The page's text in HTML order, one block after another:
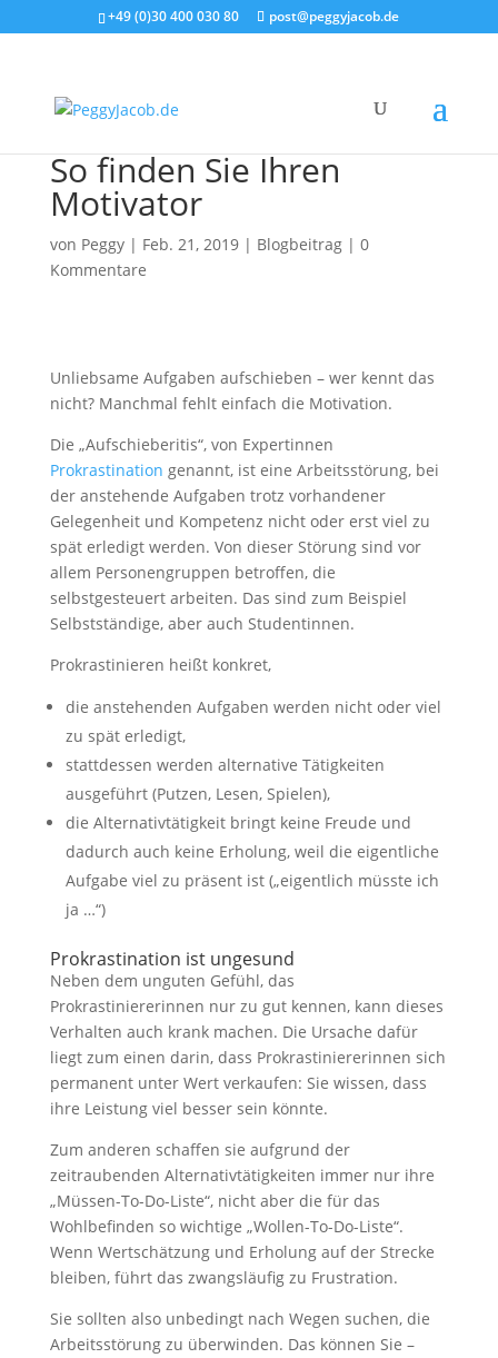
+49 (0)30 400 030 80 post@peggyjacob.de
So finden Sie Ihren
Motivator
von Peggy| Feb. 21, 2019| Blogbeitrag| 0
Kommentare
Unliebsame Aufgaben aufschieben – wer kennt das
nicht? Manchmal fehlt einfach die Motivation.
Die „Aufschieberitis“, von Expertinnen
Prokrastination genannt, ist eine Arbeitsstörung, bei
der anstehende Aufgaben trotz vorhandener
Gelegenheit und Kompetenz nicht oder erst viel zu
spät erledigt werden. Von dieser Störung sind vor
allem Personengruppen betroffen, die
selbstgesteuert arbeiten. Das sind zum Beispiel
Selbstständige, aber auch Studentinnen.
Prokrastinieren heißt konkret,
die anstehenden Aufgaben werden nicht oder viel
zu spät erledigt,
stattdessen werden alternative Tätigkeiten
ausgeführt (Putzen, Lesen, Spielen),
die Alternativtätigkeit bringt keine Freude und
dadurch auch keine Erholung, weil die eigentliche
Aufgabe viel zu präsent ist („eigentlich müsste ich
ja …“)
Prokrastination ist ungesund
Neben dem unguten Gefühl, das
Prokrastiniererinnen nur zu gut kennen, kann dieses
Verhalten auch krank machen. Die Ursache dafür
liegt zum einen darin, dass Prokrastiniererinnen sich
permanent unter Wert verkaufen: Sie wissen, dass
ihre Leistung viel besser sein könnte.
Zum anderen schaffen sie aufgrund der
zeitraubenden Alternativtätigkeiten immer nur ihre
„Müssen-To-Do-Liste“, nicht aber die für das
Wohlbefinden so wichtige „Wollen-To-Do-Liste“.
Wenn Wertschätzung und Erholung auf der Strecke
bleiben, führt das zwangsläufig zu Frustration.
Sie sollten also unbedingt nach Wegen suchen, die
Arbeitsstörung zu überwinden. Das können Sie –
notwendig
Diese
Cookies
optional, sie
werden
jedoch für
Website-
Funktion
Statistiken
Diese Cookies
sind zur
Benutzerführung
und zur
Webanalyse
helfen mir, die
Website zu
verbessern.
Erfahrungen
sorgen dafür,
dass die